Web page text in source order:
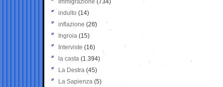
Immigrazione (734)
indulto (14)
inflazione (26)
Ingroia (15)
Interviste (16)
la casta (1.394)
La Destra (45)
La Sapienza (5)